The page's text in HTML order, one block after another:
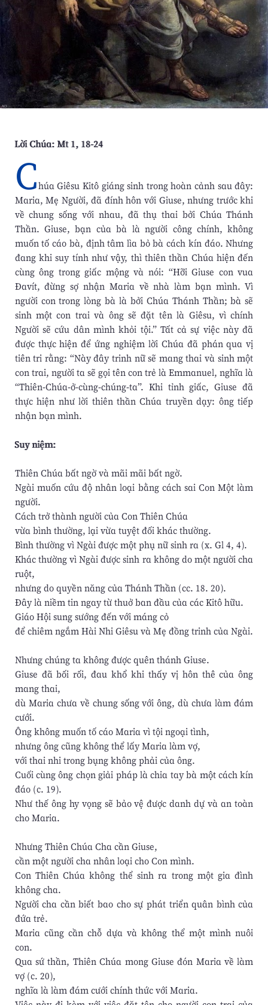
Lời Chúa: Mt 1, 18-24
Chúa Giêsu Kitô giáng sinh trong hoàn cảnh sau đây:
Maria, Mẹ Người, đã đính hôn với Giuse, nhưng trước khi
về chung sống với nhau, đã thụ thai bởi Chúa Thánh
Thần. Giuse, bạn của bà là người công chính, không
muốn tố cáo bà, định tâm lìa bỏ bà cách kín đáo. Nhưng
đang khi suy tính như vậy, thì thiên thần Chúa hiện đến
cùng ông trong giấc mộng và nói: “Hỡi Giuse con vua
Ðavít, đừng sợ nhận Maria về nhà làm bạn mình. Vì
người con trong lòng bà là bởi Chúa Thánh Thần; bà sẽ
sinh một con trai và ông sẽ đặt tên là Giêsu, vì chính
Người sẽ cứu dân mình khỏi tội.” Tất cả sự việc này đã
được thực hiện để ứng nghiệm lời Chúa đã phán qua vị
tiên tri rằng: “Này đây trinh nữ sẽ mang thai và sinh một
con trai, người ta sẽ gọi tên con trẻ là Emmanuel, nghĩa là
“Thiên-Chúa-ở-cùng-chúng-ta”. Khi tỉnh giấc, Giuse đã
thực hiện như lời thiên thần Chúa truyền dạy: ông tiếp
nhận bạn mình.
Suy niệm:
Thiên Chúa bất ngờ và mãi mãi bất ngờ.
Ngài muốn cứu độ nhân loại bằng cách sai Con Một làm
người.
Cách trở thành người của Con Thiên Chúa
vừa bình thường, lại vừa tuyệt đối khác thường.
Bình thường vì Ngài được một phụ nữ sinh ra (x. Gl 4, 4).
Khác thường vì Ngài được sinh ra không do một người cha
ruột,
nhưng do quyền năng của Thánh Thần (cc. 18. 20).
Đây là niềm tin ngay từ thuở ban đầu của các Kitô hữu.
Giáo Hội sung sướng đến với máng cỏ
để chiêm ngắm Hài Nhi Giêsu và Mẹ đồng trinh của Ngài.
Nhưng chúng ta không được quên thánh Giuse.
Giuse đã bối rối, đau khổ khi thấy vị hôn thê của ông
mang thai,
dù Maria chưa về chung sống với ông, dù chưa làm đám
cưới.
Ông không muốn tố cáo Maria vì tội ngoại tình,
nhưng ông cũng không thể lấy Maria làm vợ,
với thai nhi trong bụng không phải của ông.
Cuối cùng ông chọn giải pháp là chia tay bà một cách kín
đáo (c. 19).
Như thế ông hy vọng sẽ bảo vệ được danh dự và an toàn
cho Maria.
Nhưng Thiên Chúa Cha cần Giuse,
cần một người cha nhân loại cho Con mình.
Con Thiên Chúa không thể sinh ra trong một gia đình
không cha.
Người cha cần biết bao cho sự phát triển quân bình của
đứa trẻ.
Maria cũng cần chỗ dựa và không thể một mình nuôi
con.
Qua sứ thần, Thiên Chúa mong Giuse đón Maria về làm
vợ (c. 20),
nghĩa là làm đám cưới chính thức với Maria.